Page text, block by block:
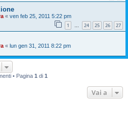
« ven feb 25, 2011 5:22 pm
1 … 24 25 26 27
« lun gen 31, 2011 8:22 pm
• Pagina 1 di 1
Vai a